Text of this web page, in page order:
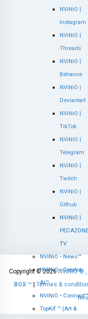
Copyright © 2026NViNiO ® ,
BOX ™ | Termes &
NViNiO |
Instagram
NViNiO |
Threads
NViNiO |
Behance
NViNiO |
Deviantart
NViNiO |
TikTok
NViNiO |
Telegram
NViNiO |
Twitch
NViNiO |
Github
NViNiO |
PECAZONE
TV
NViNiO • News™
NViNiO • Creator
AI™
NViNiO • Connect™
TopKif ™ (Art &